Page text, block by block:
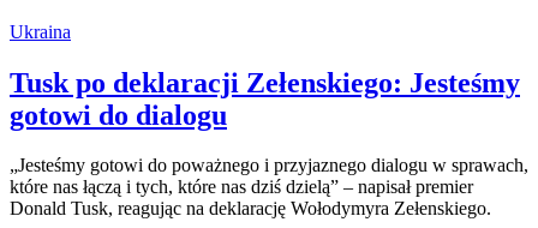
Ukraina
Tusk po deklaracji Zełenskiego: Jesteśmy
gotowi do dialogu
„Jesteśmy gotowi do poważnego i przyjaznego dialogu w sprawach,
które nas łączą i tych, które nas dziś dzielą” – napisał premier
Donald Tusk, reagując na deklarację Wołodymyra Zełenskiego.